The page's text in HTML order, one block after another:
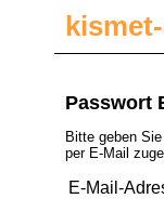
Passwort
Bitte geben
per E-Mail
E-Mail-